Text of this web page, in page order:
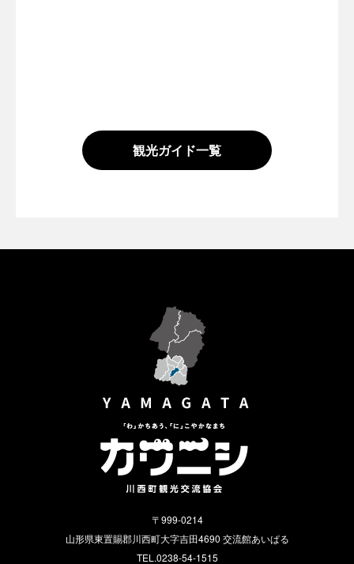
観光ガイド一覧
〒999-0214
山形県東置賜郡川西町大字吉田4690 交流館あいぱる
TEL.0238-54-1515